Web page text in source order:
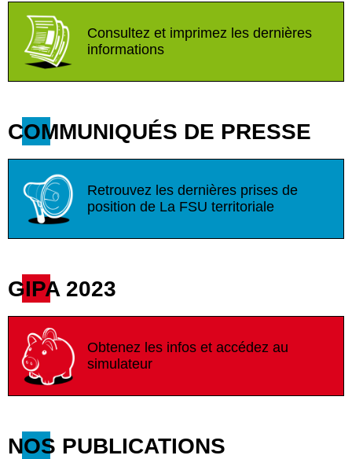
Consultez et imprimez les dernières
informations
COMMUNIQUÉS DE PRESSE
Retrouvez les dernières prises de
position de La FSU territoriale
GIPA 2023
Obtenez les infos et accédez au
simulateur
NOS PUBLICATIONS